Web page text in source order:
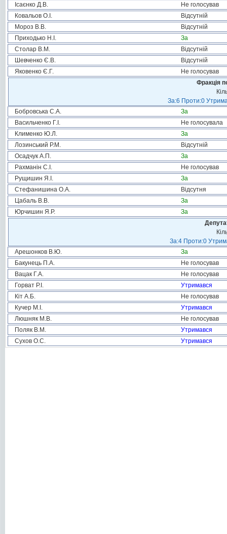
Ісаєнко Д.В.
Не голосував
Ковальов О.І.
Відсутній
Мороз В.В.
Відсутній
Приходько Н.І.
За
Столар В.М.
Відсутній
Шевченко Є.В.
Відсутній
Яковенко Є.Г.
Не голосував
Фракція
За:6 Проти:0
Бобровська С.А.
За
Васильченко Г.І.
Не голосувала
Клименко Ю.Л.
За
Лозинський Р.М.
Відсутній
Осадчук А.П.
За
Рахманін С.І.
Не голосував
Рущишин Я.І.
За
Стефанишина О.А.
Відсутня
Цабаль В.В.
За
Юрчишин Я.Р.
За
За:4 Проти:0
Арешонков В.Ю.
За
Бакунець П.А.
Не голосував
Вацак Г.А.
Не голосував
Горват Р.І.
Утримався
Кіт А.Б.
Не голосував
Кучер М.І.
Утримався
Люшняк М.В.
Не голосував
Поляк В.М.
Утримався
Сухов О.С.
Утримався